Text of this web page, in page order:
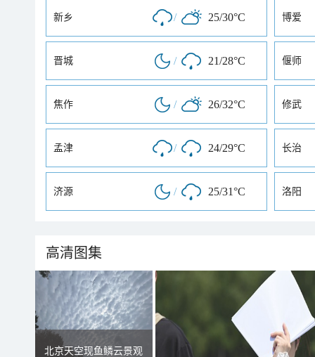
新乡 / 25/30°C 博爱
晋城 / 21/28°C 偃师
焦作 / 26/32°C 修武
孟津 / 24/29°C 长治
济源 / 25/31°C 洛阳
高清图集
北京天空现鱼鳞云景观